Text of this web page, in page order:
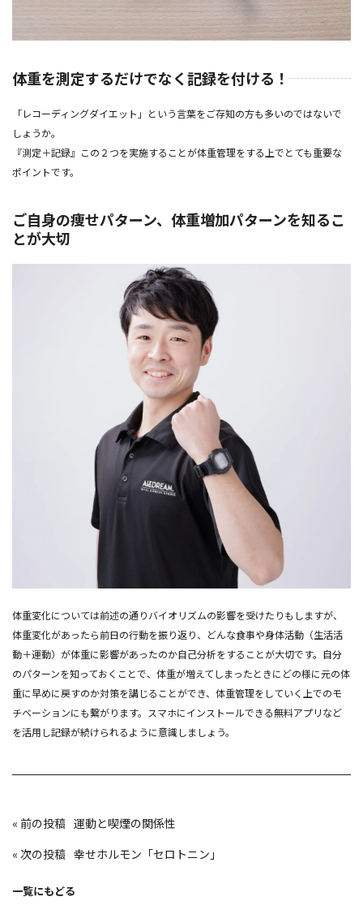
体重を測定するだけでなく記録を付ける！
「レコーディングダイエット」という言葉をご存知の方も多いのではないで
しょうか。
『測定＋記録』この２つを実施することが体重管理をする上でとても重要な
ポイントです。
ご自身の痩せパターン、体重増加パターンを知るこ
とが大切
体重変化については前述の通りバイオリズムの影響を受けたりもしますが、
体重変化があったら前日の行動を振り返り、どんな食事や身体活動（生活活
動＋運動）が体重に影響があったのか自己分析をすることが大切です。自分
のパターンを知っておくことで、体重が増えてしまったときにどの様に元の体
重に早めに戻すのか対策を講じることができ、体重管理をしていく上でのモ
チベーションにも繋がります。スマホにインストールできる無料アプリなど
を活用し記録が続けられるように意識しましょう。
投
稿
ゲ
ョ
«
運動と喫煙の関係性
«
幸せホルモン「セロトニン」
一覧にもどる